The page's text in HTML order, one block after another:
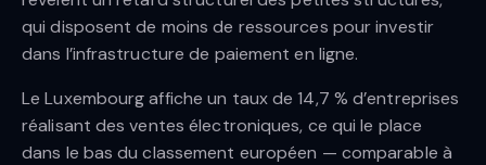
qui disposent de moins de ressources pour investir
dans l’infrastructure de paiement en ligne.
Le Luxembourg affiche un taux de 14,7 % d’entreprises
réalisant des ventes électroniques, ce qui le place
dans le bas du classement européen — comparable à